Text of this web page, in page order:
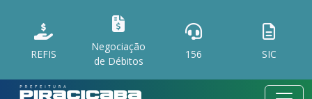
REFIS
Negociação
de Débitos
156 SIC